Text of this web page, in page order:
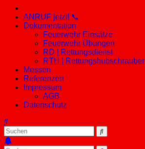
ANRUF jetzt! 📞
Dokumentation
Feuerwehr Einsätze
Feuerwehr Übungen
RD | Rettungsdienst
RTH | Rettungshubschrauber
Messen
Referenzen
Impressum
AGB
Datenschutz